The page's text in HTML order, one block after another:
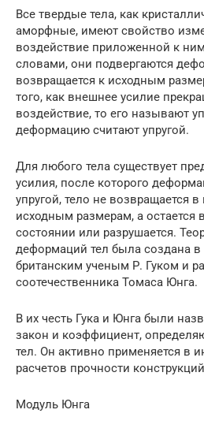
Все твердые тела, как
аморфные, имеют свойство
воздействие приложенной к
словами, они подвергаются
возвращается к исходным
того, как внешнее усилие
воздействие, то его называют
деформацию считают упругой.
Для любого тела существует
усилия, после которого
упругой, тело не возвращается
исходным размерам, а
состоянии или разрушается.
деформаций тел была создана в
британским ученым Р. Гуком и
соотечественника Томаса Юнга.
В их честь Гука и Юнга были
закон и коэффициент,
тел. Он активно применяется в
расчетов прочности
Модуль Юнга